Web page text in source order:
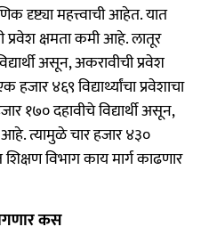
दृष्ट्या महत्त्वाची आहेत. यात
प्रवेश क्षमता कमी आहे. लातूर
असून, अकरावीची प्रवेश
४६९ विद्यार्थ्यांचा प्रवेशाचा
१७० दहावीचे विद्यार्थी असून,
त्यामुळे चार हजार ४३०
शिक्षण विभाग काय मार्ग काढणार
कस